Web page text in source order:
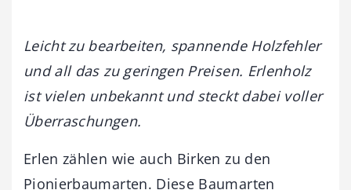
Leicht zu bearbeiten, spannende Holzfehler
und all das zu geringen Preisen. Erlenholz
ist vielen unbekannt und steckt dabei voller
Überraschungen.
Erlen zählen wie auch Birken zu den
Pionierbaumarten. Diese Baumarten